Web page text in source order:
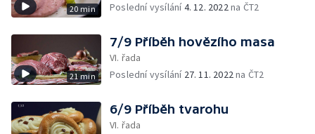
20 min
Poslední vysílání4. 12. 2022na ČT2
21 min
7/9 Příběh hovězího masa
VI. řada
Poslední vysílání 27. 11. 2022na ČT2
6/9 Příběh tvarohu
VI. řada